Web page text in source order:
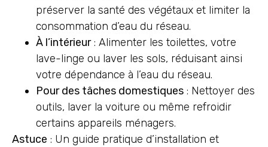
préserver la santé des végétaux et limiter la
consommation d’eau du réseau.
À l’intérieur: Alimenter les toilettes, votre
lave-linge ou laver les sols, réduisant ainsi
votre dépendance à l’eau du réseau.
Pour des tâches domestiques : Nettoyer des
outils, laver la voiture ou même refroidir
certains appareils ménagers.
Astuce : Un guide pratique d’installation et